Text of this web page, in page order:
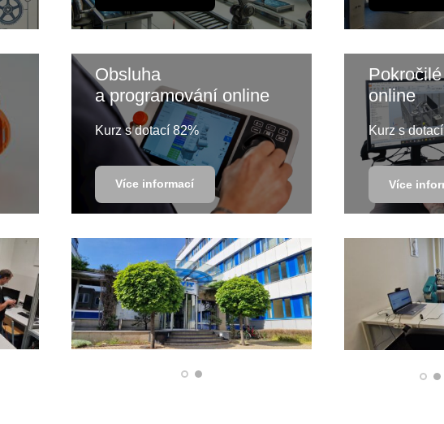
Obsluha
a programování online
Kurz s dotací 82%
Více informací
online
Kurz s
Více